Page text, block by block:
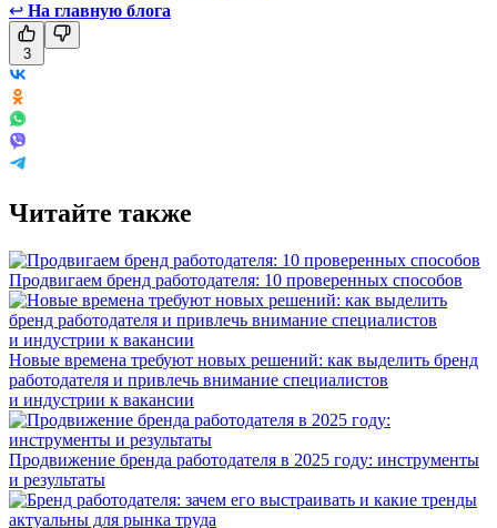
↩ На главную блога
3
Читайте также
Продвигаем бренд работодателя: 10 проверенных способов
Новые времена требуют новых решений: как выделить бренд
работодателя и привлечь внимание специалистов
и индустрии к вакансии
Продвижение бренда работодателя в 2025 году: инструменты
и результаты